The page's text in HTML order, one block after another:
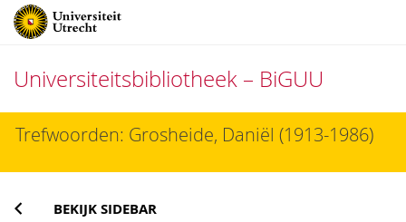
Universiteitsbibliotheek – BiGUU
naarTrefwoorden: Grosheide, Daniël (1913-1986)
BEKIJK SIDEBAR